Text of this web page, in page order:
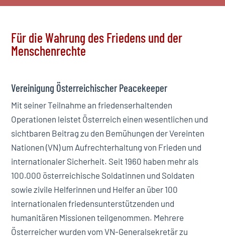
Für die Wahrung des Friedens und der
Menschenrechte
Vereinigung Österreichischer Peacekeeper
Mit seiner Teilnahme an friedenserhaltenden
Operationen leistet Österreich einen wesentlichen und
sichtbaren Beitrag zu den Bemühungen der Vereinten
Nationen (VN) um Aufrechterhaltung von Frieden und
internationaler Sicherheit. Seit 1960 haben mehr als
100.000 österreichische Soldatinnen und Soldaten
sowie zivile Helferinnen und Helfer an über 100
internationalen friedensunterstützenden und
humanitären Missionen teilgenommen. Mehrere
Österreicher wurden vom VN-Generalsekretär zu